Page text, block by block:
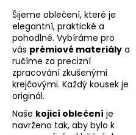
Šijeme oblečení, které je
elegantní, praktické a
pohodlné. Vybíráme pro
vás prémiové materiály a
ručíme za precizní
zpracování zkušenými
krejčovými. Každý kousek je
originál.
Naše kojicí oblečení je
navrženo tak, aby bylo k